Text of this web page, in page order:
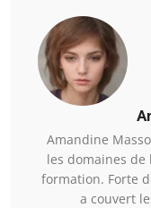
Amandine
les domaines de
formation. Forte
a couvert